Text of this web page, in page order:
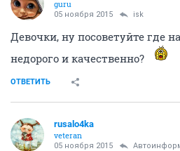
guru
05 ноября 2015 isk
Девочки, ну посоветуйте где
недорого и качественно?
ОТВЕТИТЬ
rusalo4ka
veteran
05 ноября 2015